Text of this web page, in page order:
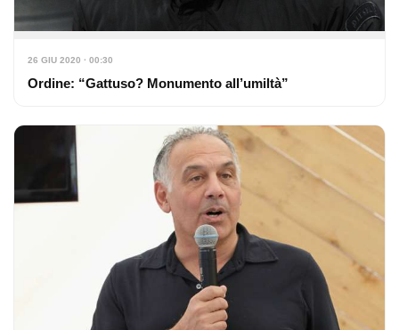
26 GIU 2020 · 00:30
Ordine: “Gattuso? Monumento all’umiltà”